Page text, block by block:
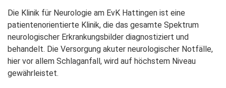
Die Klinik für Neurologie am EvK Hattingen ist eine
patientenorientierte Klinik, die das gesamte Spektrum
neurologischer Erkrankungsbilder diagnostiziert und
behandelt. Die Versorgung akuter neurologischer Notfälle,
hier vor allem Schlaganfall, wird auf höchstem Niveau
gewährleistet.